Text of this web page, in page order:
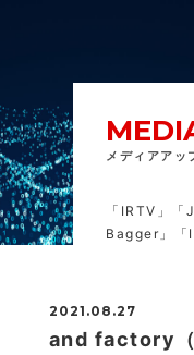
メディアアッ
「IRTV」
Bagger」
2021.08.27
and factory（